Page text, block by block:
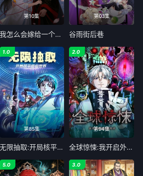
第10集
我怎么会嫁给一个反派
第03集
谷雨街后巷
第85集
1.0
无限抽取:开局核平修仙世界
第94集
2.0
全球惊悚:我开启外挂自选商城动态漫画
5.0 3.0